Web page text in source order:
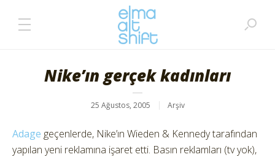
Nike’ın gerçek kadınları
25 Ağustos, 2005 Arşiv
Adage geçenlerde, Nike’ın Wieden & Kennedy tarafından
yapılan yeni reklamına işaret etti. Basın reklamları (tv yok),